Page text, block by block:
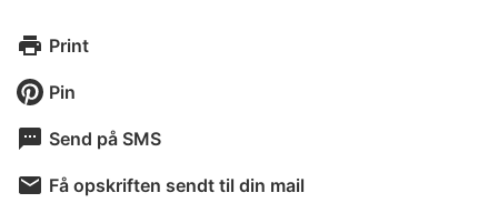
Print
Pin
Send på SMS
Få opskriften sendt til din mail